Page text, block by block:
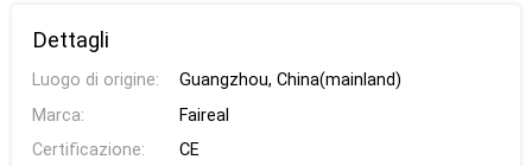
Dettagli
Luogo di origine:
Guangzhou, China(mainland)
Marca:
Faireal
Certificazione:
CE